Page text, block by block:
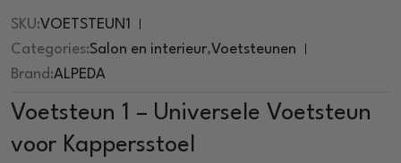
SKU:VOETSTEUN1
Categories:Salon en interieur,Voetsteunen
Brand:ALPEDA
Voetsteun 1 – Universele Voetsteun
voor Kappersstoel